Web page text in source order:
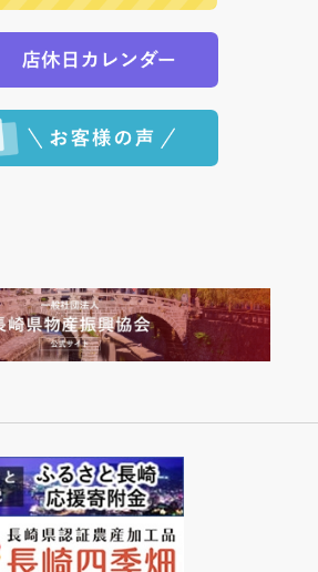
をされている場合は、ご指定の日
いたします。）